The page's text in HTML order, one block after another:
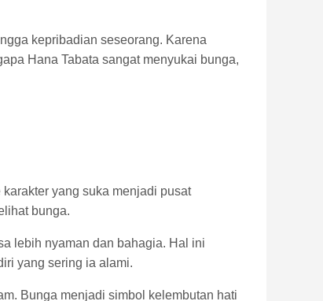
kepribadian seseorang. Karena
Hana Tabata sangat menyukai bunga,
yang suka menjadi pusat
bunga.
lebih nyaman dan bahagia. Hal ini
yang sering ia alami.
Bunga menjadi simbol kelembutan hati